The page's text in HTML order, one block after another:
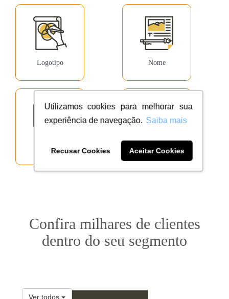
Utilizamos cookies para melhorar sua
experiência de navegação. Saiba mais
Recusar Cookies Aceitar Cookies
Confira milhares de clientes
dentro do seu segmento